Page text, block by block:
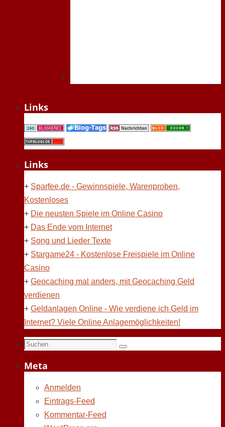
Links
Links
+ Sparfee.de - Gewinnspiele, Warenproben,
Kostenloses
+ Die neusten Spiele im Online Casino
+ Das Ende vom Internet
+ Song und Lieder Texte
+ Stargame24 - Kostenlose Freispiele im Online
Casino
+ Geocaching mal anders, mit Geocaching Geld
verdienen
+ Geldanlagen Online - Wie verdiene ich Geld im
Internet? Viele Online Anlagemöglichkeiten!
Suchen
Suchen
Meta
Anmelden
Eintrags-Feed
Kommentar-Feed